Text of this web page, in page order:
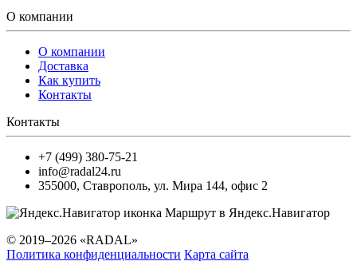
О компании
О компании
Доставка
Как купить
Контакты
Контакты
+7 (499) 380-75-21
info@radal24.ru
355000, Ставрополь, ул. Мира 144, офис 2
Маршрут в Яндекс.Навигатор
© 2019–2026 «RADAL»
Политика конфиденциальности Карта сайта